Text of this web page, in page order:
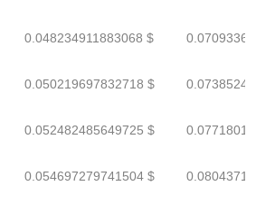
0.048234911883068 $
0.050219697832718 $
0.052482485649725 $
0.054697279741504 $